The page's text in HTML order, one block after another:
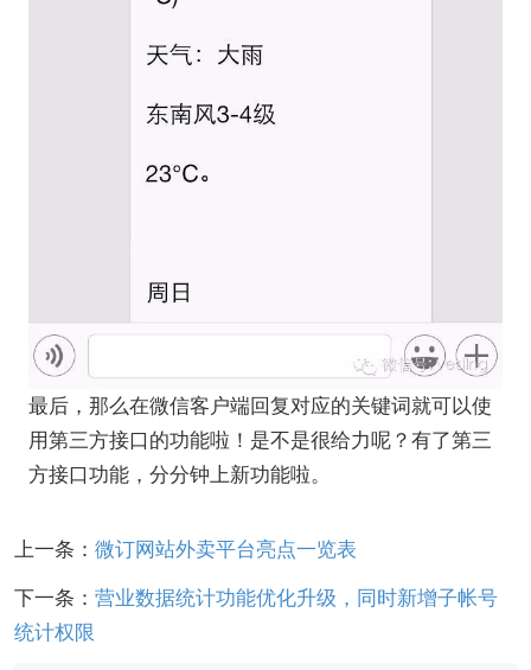
最后，那么在微信客户端回复对应的关键词就可以使
用第三方接口的功能啦！是不是很给力呢？有了第三
方接口功能，分分钟上新功能啦。
上一条： 微订网站外卖平台亮点一览表
下一条： 营业数据统计功能优化升级，同时新增子帐号
统计权限